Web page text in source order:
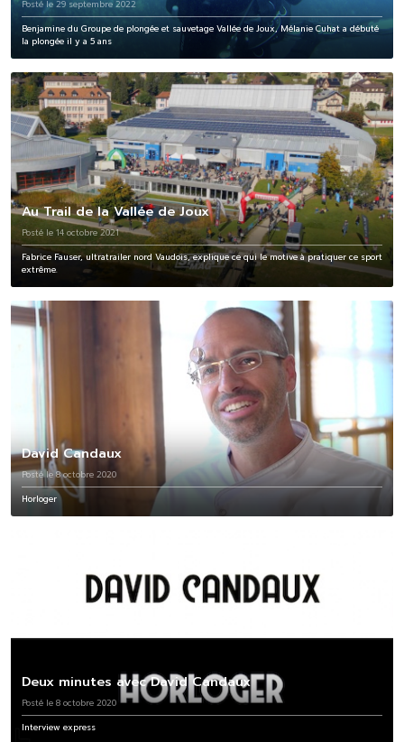
Posté le 29 septembre 2022
Benjamine du Groupe de plongée et sauvetage Vallée de Joux, Mélanie Cuhat a débuté
la plongée il y a 5 ans
Au Trail de la Vallée de Joux
Posté le 14 octobre 2021
Fabrice Fauser, ultratrailer nord Vaudois, explique ce qui le motive à pratiquer ce sport
extrême.
David Candaux
Posté le 8 octobre 2020
Horloger
Deux minutes avec David Candaux
Posté le 8 octobre 2020
Interview express